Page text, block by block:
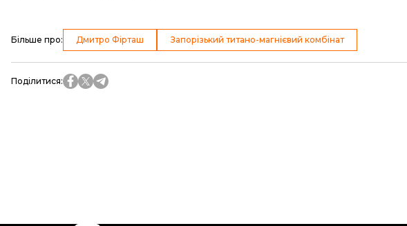
Більше про: Дмитро Фірташ Запорізький титано-магнієвий комбінат
Поділитися: